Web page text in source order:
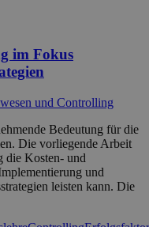
im Fokus
und Controlling
Bedeutung für die
Die vorliegende Arbeit
die Kosten- und
und
leisten kann. Die